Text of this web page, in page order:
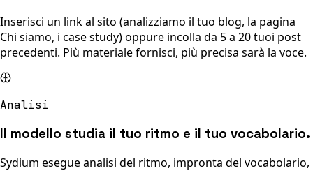
Inserisci un link al sito (analizziamo il tuo blog, la pagina
Chi siamo, i case study) oppure incolla da 5 a 20 tuoi post
precedenti. Più materiale fornisci, più precisa sarà la voce.
Analisi
Il modello studia il tuo ritmo e il tuo vocabolario.
Sydium esegue analisi del ritmo, impronta del vocabolario,